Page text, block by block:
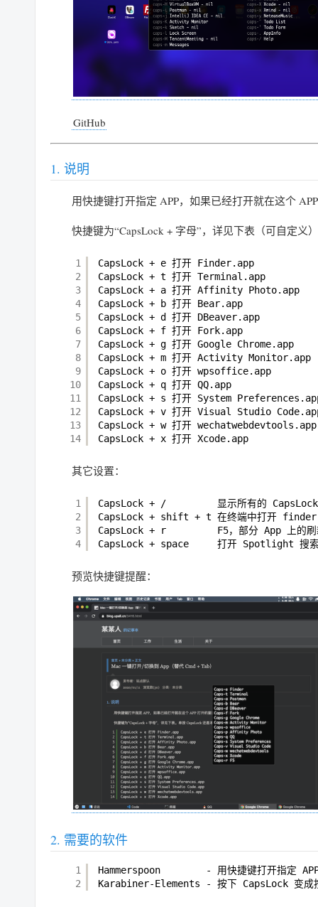
GitHub
说明
用快捷键打开指定 APP，如果已经打开就在这个
快捷键为“CapsLock + 字母”，详见下表（可自定义
1
2
3
4
5
6
7
8
9
10
11
12
13
14
CapsLock + e 打开 Finder.app
CapsLock + t 打开 Terminal.app
CapsLock + a 打开 Affinity Photo.app
CapsLock + b 打开 Bear.app
CapsLock + d 打开 DBeaver.app
CapsLock + f 打开 Fork.app
CapsLock + g 打开 Google Chrome.app
CapsLock + m 打开 Activity Monitor.app
CapsLock + o 打开 wpsoffice.app
CapsLock + q 打开 QQ.app
CapsLock + s 打开 System
CapsLock + v 打开 Visual Studio
CapsLock + w 打开 wechatwebdevtools.app
CapsLock + x 打开 Xcode.app
其它设置：
1
2
3
4
CapsLock + /         显示所有的
CapsLock + shift + t 在终端中打开 finder 里
CapsLock + r         F5，部分 App 上的
CapsLock + space     打开 Spotlight 搜
预览快捷键提醒：
需要的软件
1
2
Hammerspoon        - 用快捷键打开指定
Karabiner-Elements - 按下 CapsLock 变成